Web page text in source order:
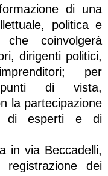
di una
politica e
coinvolgerà
dirigenti politici,
per
punti di vista,
la partecipazione
di esperti e di
in via Beccadelli,
dei